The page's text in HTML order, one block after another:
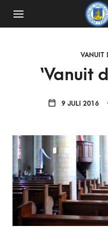
VANUIT
‘Vanuit
9 JULI 2016